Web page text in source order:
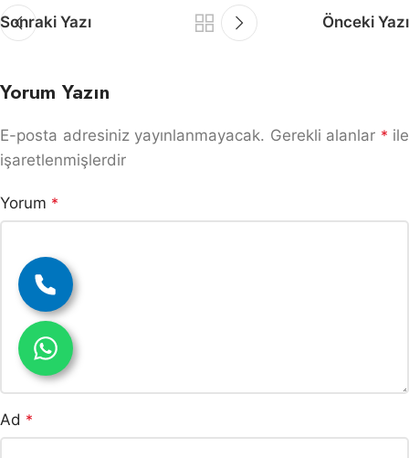
Sonraki Yazı Önceki Yazı
Yorum Yazın
E-posta adresiniz yayınlanmayacak. Gerekli alanlar * ile
işaretlenmişlerdir
Yorum *
Ad *